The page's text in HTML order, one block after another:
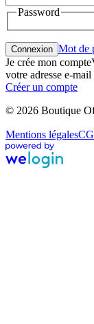
Password
Connexion Mot de
Je crée mon compte
votre adresse e-mail
Créer un compte
© 2026 Boutique
Mentions légales